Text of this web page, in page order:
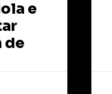
e
de